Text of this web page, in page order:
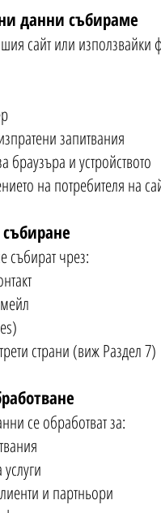
данни събираме
сайт или използвайки
запитвания
браузъра и устройството
на потребителя на
събират чрез:
страни (виж Раздел 7)
се обработват за:
и партньори